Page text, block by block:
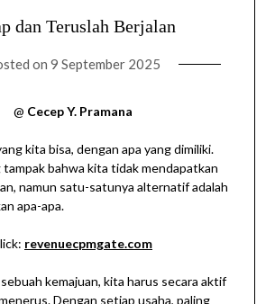
dan Teruslah Berjalan
on 9 September 2025
@ Cecep Y. Pramana
kita bisa, dengan apa yang dimiliki.
bahwa kita tidak mendapatkan
namun satu-satunya alternatif adalah
apa-apa.
revenuecpmgate.com
kemajuan, kita harus secara aktif
Dengan setiap usaha, paling